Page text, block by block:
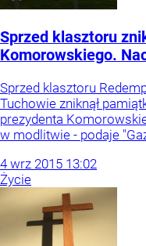
Sprzed klasztoru
Komorowskiego.
Sprzed klasztoru
Tuchowie zniknął
prezydenta
w modlitwie - podaje
4 wrz 2015 13:02
Życie